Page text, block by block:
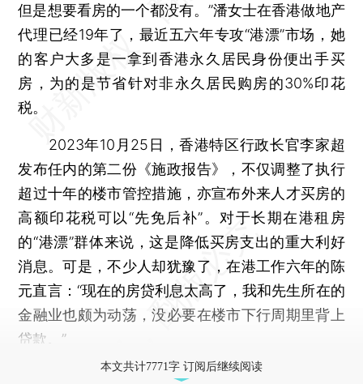
但是想要看房的一个都没有。”潘女士在香港做地产
代理已经19年了，最近五六年专攻“港漂”市场，她
的客户大多是一拿到香港永久居民身份便出手买
房，为的是节省针对非永久居民购房的30%印花
税。
2023年10月25日，香港特区行政长官李家超
发布任内的第二份《施政报告》，不仅调整了执行
超过十年的楼市管控措施，亦宣布外来人才买房的
高额印花税可以“先免后补”。对于长期在港租房
的“港漂”群体来说，这是降低买房支出的重大利好
消息。可是，不少人却犹豫了，在港工作六年的陈
元直言：“现在的房贷利息太高了，我和先生所在的
金融业也颇为动荡，没必要在楼市下行周期里背上
贷款。”
本文共计7771字 订阅后继续阅读